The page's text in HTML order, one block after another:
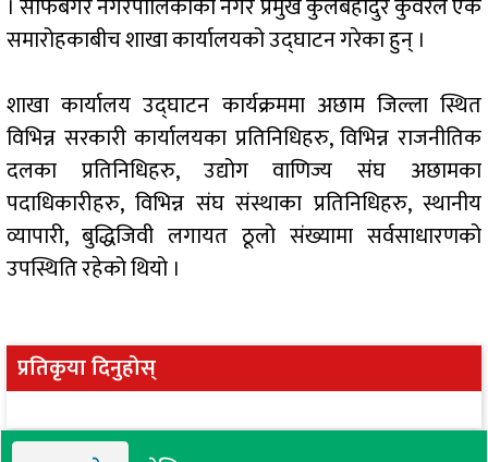
। साँफेबगर नगरपालिकाका नगर प्रमुख कुलबहादुर कुँवरले एक
समारोहकाबीच शाखा कार्यालयको उद्घाटन गरेका हुन् ।
शाखा कार्यालय उद्घाटन कार्यक्रममा अछाम जिल्ला स्थित
विभिन्न सरकारी कार्यालयका प्रतिनिधिहरु, विभिन्न राजनीतिक
दलका प्रतिनिधिहरु, उद्योग वाणिज्य संंघ अछामका
पदाधिकारीहरु, विभिन्न संघ संस्थाका प्रतिनिधिहरु, स्थानीय
व्यापारी, बुद्धिजिवी लगायत ठूलो संख्यामा सर्वसाधारणको
उपस्थिति रहेको थियो ।
प्रतिकृया दिनुहोस्